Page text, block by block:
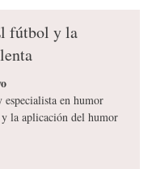
fútbol y la
en humor
la aplicación del humor